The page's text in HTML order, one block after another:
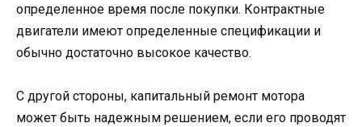
определенное время после покупки. Контрактные
двигатели имеют определенные спецификации и
обычно достаточно высокое качество.
С другой стороны, капитальный ремонт мотора
может быть надежным решением, если его проводят